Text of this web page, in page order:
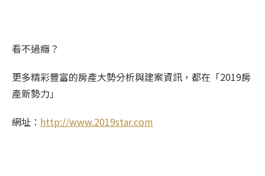
看不過癮？
更多精彩豐富的房產大勢分析與建案資訊，都在「2019房
產新勢力」
網址： http://www.2019star.com